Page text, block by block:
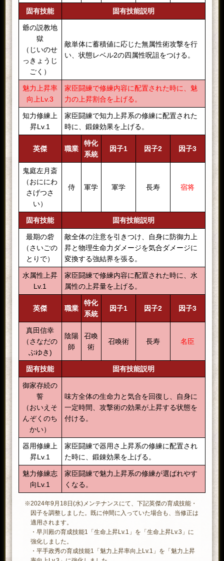
固有技能 固有技能説明
爺の説教地
獄
（じいのせ
っきょうじ
ごく）
敵単体に蓄積値に応じた無属性術攻撃を行
い、状態レベル2の四属性呪詛をつける。
魅力上昇率
向上Lv.3
家臣闘練で修練内容に配置された時に、魅
力の上昇割合を上げる。
知力修練上
昇Lv.1
家臣闘練で知力上昇系の修練に配置された
時に、鍛錬効果を上げる。
英傑 職業
特化
系統
因子1 因子2 因子3
鬼庭左月斎
（おににわ
さげつさ
い）
侍 軍学 軍学 長寿 宿将
固有技能 固有技能説明
最期の砦
（さいごの
とりで）
敵全体の注意を引きつけ、自身に防御力上
昇と物理生命力ダメージを気合ダメージに
変換する強結界を張る。
水属性上昇
Lv.1
家臣闘練で修練内容に配置された時に、水
属性の上昇量を上げる。
英傑 職業
特化
系統
因子1 因子2 因子3
真田信幸
（さなだの
ぶゆき)
陰陽
師
召喚
術
召喚術 長寿 名臣
固有技能 固有技能説明
御家存続の
誓
（おいえそ
んぞくのち
かい）
味方全体の生命力と気合を回復し、自身に
一定時間、攻撃術の効果が上昇する状態を
付ける。
器用修練上
昇Lv.1
家臣闘練で器用さ上昇系の修練に配置され
た時に、鍛錬効果を上げる。
魅力修練志
向Lv.1
家臣闘練で魅力上昇系の修練が選ばれやす
くなる。
※2024年9月18日(水)メンテナンスにて、下記英傑の育成技能・
因子を調整しました。既に仲間に入っていた場合も、当修正は
適用されます。
・早川殿の育成技能1「生命上昇Lv.1」を「生命上昇Lv.3」に
強化しました。
・平手政秀の育成技能1「魅力上昇率向上Lv.1」を「魅力上昇